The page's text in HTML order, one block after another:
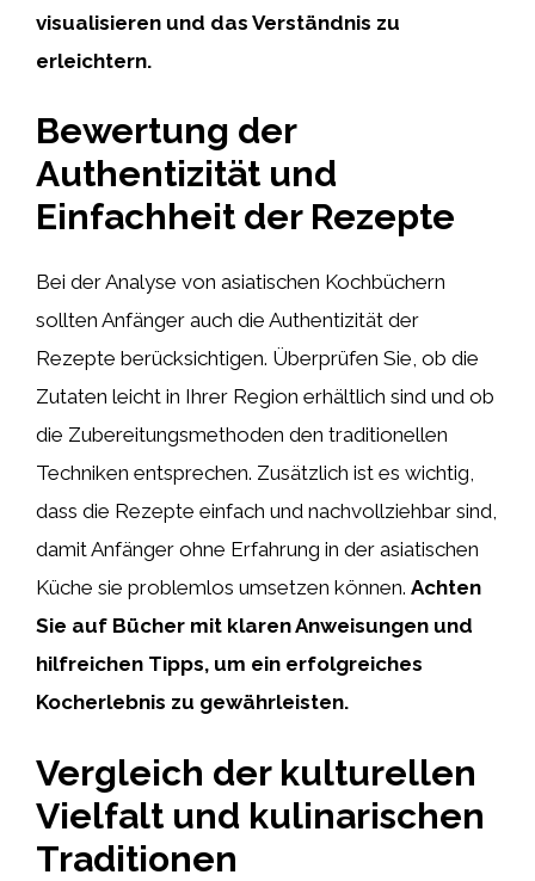
visualisieren und das Verständnis zu
erleichtern.
Bewertung der
Authentizität und
Einfachheit der Rezepte
Bei der Analyse von asiatischen Kochbüchern
sollten Anfänger auch die Authentizität der
Rezepte berücksichtigen. Überprüfen Sie, ob die
Zutaten leicht in Ihrer Region erhältlich sind und ob
die Zubereitungsmethoden den traditionellen
Techniken entsprechen. Zusätzlich ist es wichtig,
dass die Rezepte einfach und nachvollziehbar sind,
damit Anfänger ohne Erfahrung in der asiatischen
Küche sie problemlos umsetzen können. Achten
Sie auf Bücher mit klaren Anweisungen und
hilfreichen Tipps, um ein erfolgreiches
Kocherlebnis zu gewährleisten.
Vergleich der kulturellen
Vielfalt und kulinarischen
Traditionen